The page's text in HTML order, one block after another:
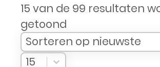
15 van de 99 resultaten
getoond
Sort Products
Sort content
Sorteren op nieuwste
Sort content